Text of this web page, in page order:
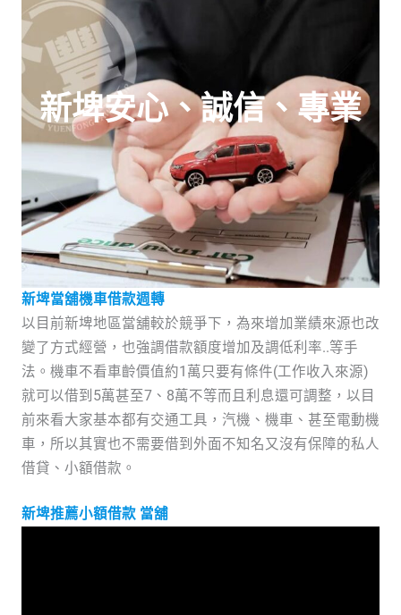
新埤安心、誠信、專業
新埤當舖機車借款週轉
以目前新埤地區當舖較於競爭下，為來增加業績來源也改
變了方式經營，也強調借款額度增加及調低利率..等手
法。機車不看車齡價值約1萬只要有條件(工作收入來源)
就可以借到5萬甚至7、8萬不等而且利息還可調整，以目
前來看大家基本都有交通工具，汽機、機車、甚至電動機
車，所以其實也不需要借到外面不知名又沒有保障的私人
借貸、小額借款。
新埤推薦小額借款 當舖